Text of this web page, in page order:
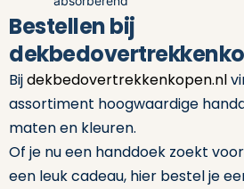
Bestellen bij
Bijdekbedovertrekkenkopen.nl
assortiment hoogwaardige
maten en kleuren.
Of je nu een handdoek zoekt
een leuk cadeau, hier bestel je